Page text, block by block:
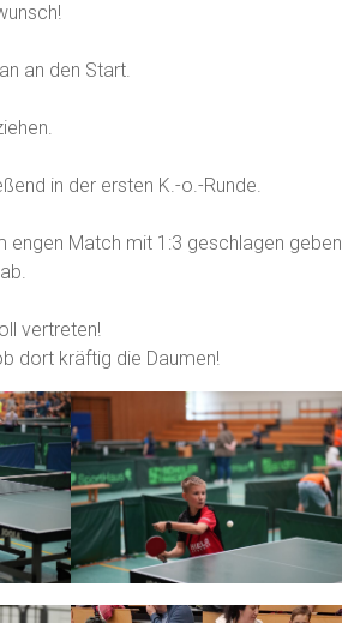
an den Start.
in der ersten K.-o.-Runde.
engen Match mit 1:3 geschlagen geben
vertreten!
dort kräftig die Daumen!